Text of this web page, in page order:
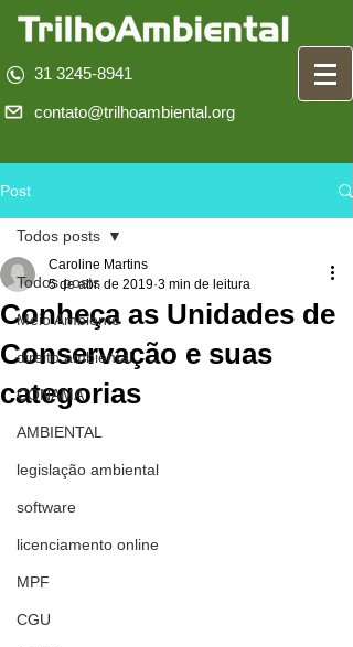
31 3245-8941
contato@trilhoambiental.org
Post
Todos posts
Meio Ambiente
direito ambiental
CONAMA
AMBIENTAL
legislação ambiental
software
licenciamento online
MPF
CGU
Todos posts
Conheça as Unidades de
Conservação e suas
categorias
Caroline Martins
5 de abr. de 2019 3 min de leitura